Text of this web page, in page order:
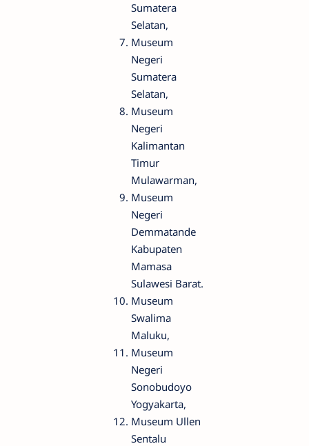
Sumatera
Selatan,
Museum
Negeri
Sumatera
Selatan,
Museum
Negeri
Kalimantan
Timur
Mulawarman,
Museum
Negeri
Demmatande
Kabupaten
Mamasa
Sulawesi Barat.
Museum
Swalima
Maluku,
Museum
Negeri
Sonobudoyo
Yogyakarta,
Museum Ullen
Sentalu